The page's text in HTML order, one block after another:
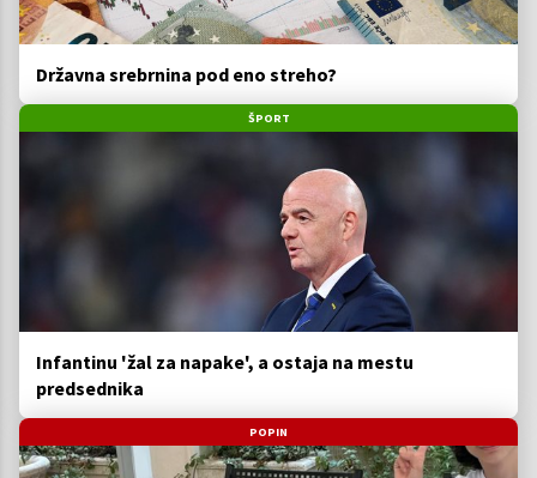
Državna srebrnina pod eno streho?
ŠPORT
Infantinu 'žal za napake', a ostaja na mestu
predsednika
POPIN